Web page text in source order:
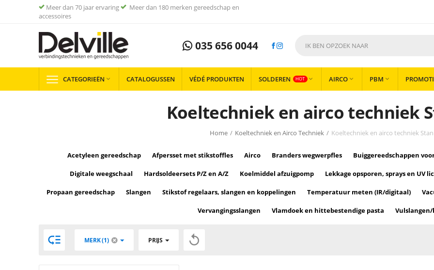
Meer dan 70 jaar ervaring
Meer dan 180 merken gereedschap en
accessoires
035 656 0044
CATEGORIEËN  CATALOGUSSEN VÉDÉ PRODUKTEN SOLDEREN HOT  AIRCO  PBM 
Koeltechniek en airco techniek
Home / Koeltechniek en Airco Techniek / Koeltechniek en airco techniek
Acetyleen gereedschap Afpersset met stikstoffles Airco Branders wegwerpfles Buiggereedschappen
Digitale weegschaal Hardsoldeersets P/Z en A/Z Koelmiddel afzuigpomp Lekkage opsporen, sprays en UV
Propaan gereedschap Slangen Stikstof regelaars, slangen en koppelingen Temperatuur meten (IR/digitaal)
Vervangingsslangen Vlamdoek en hittebestendige pasta
 MERK (1) PRIJS 